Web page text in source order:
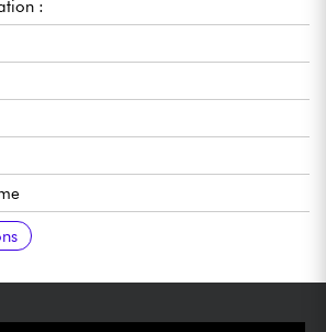
:
ordre Linkwitz-Riley
6,35 symétrique
: +23 dBu
@ 50Hz: -3dB, -1.5dB, 0dB
0, -2 dB
361 x 224 x 282 mm